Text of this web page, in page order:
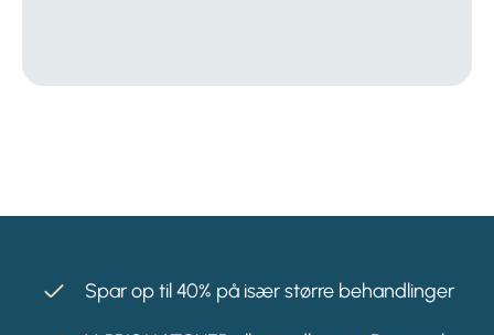
Spar op til 40% på især større behandlinger